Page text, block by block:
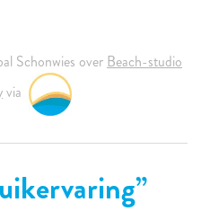
Schonwies over Beach-studio
via